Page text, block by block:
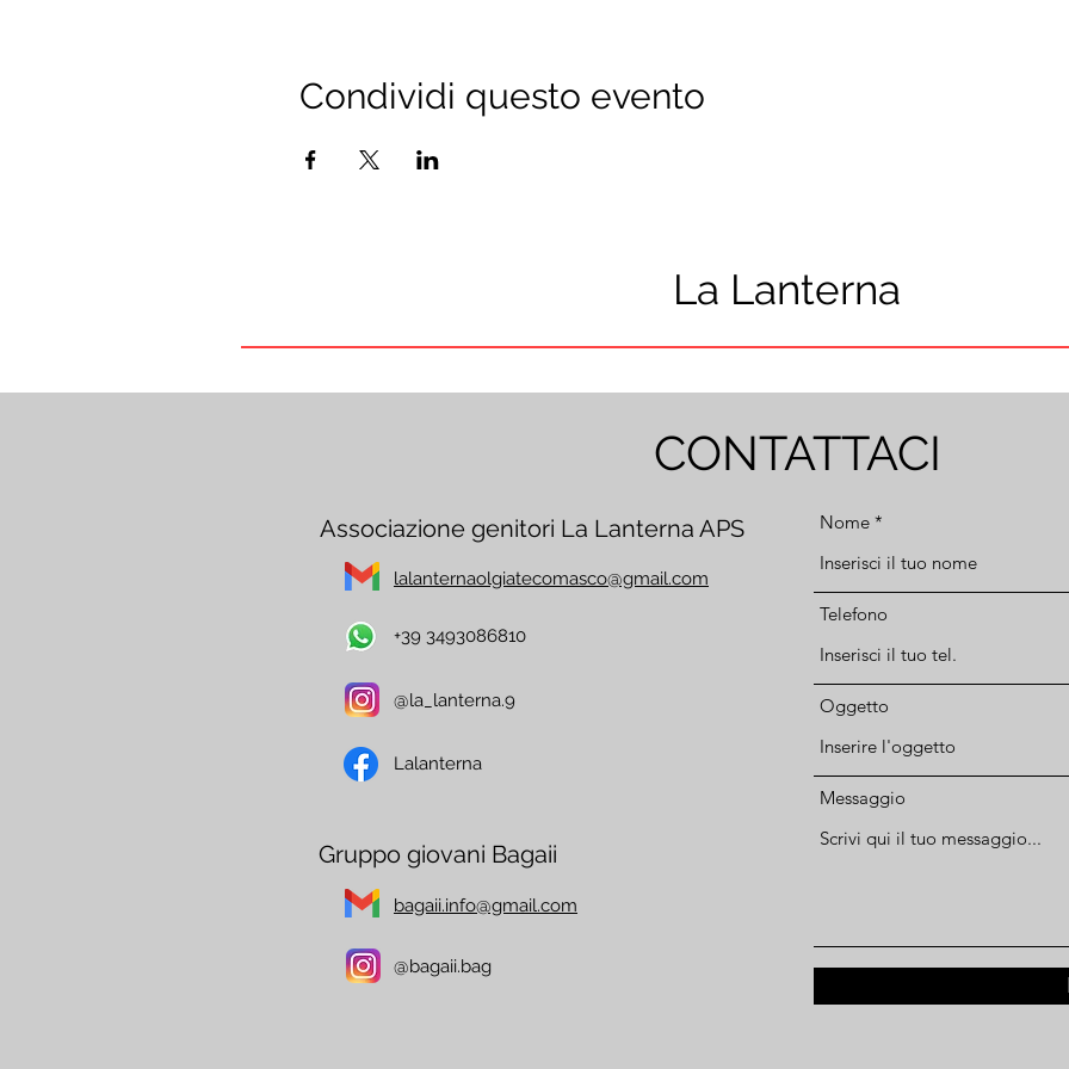
Condividi questo evento
La Lanterna
CONTATTACI
Associazione genitori La Lanterna APS
lalanternaolgiatecomasco@gmail.com
+39 3493086810
@la_lanterna.9
Lalanterna
Gruppo giovani Bagaii
bagaii.info@gmail.com
@bagaii.bag
Nome
Telefono
Oggetto
Messaggio